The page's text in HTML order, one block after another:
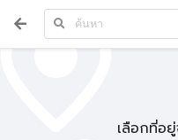
เลือกที่อ